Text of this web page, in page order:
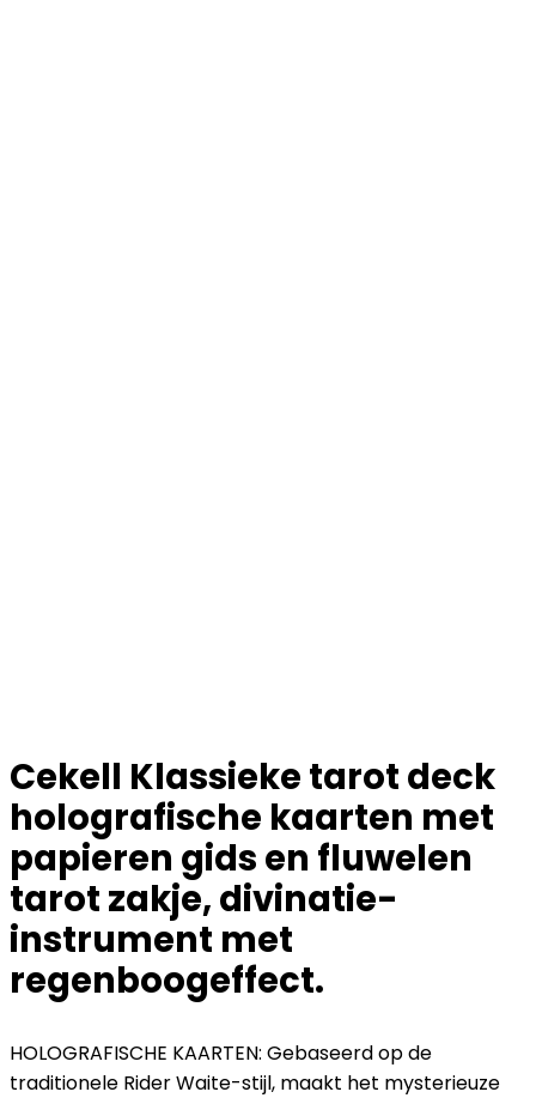
Cekell Klassieke tarot deck
holografische kaarten met
papieren gids en fluwelen
tarot zakje, divinatie-
instrument met
regenboogeffect.
HOLOGRAFISCHE KAARTEN: Gebaseerd op de
traditionele Rider Waite-stijl, maakt het mysterieuze